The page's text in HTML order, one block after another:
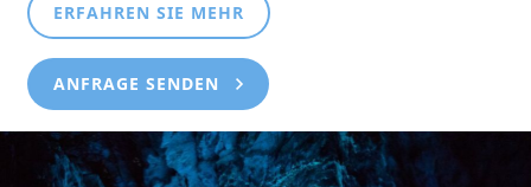
ERFAHREN SIE MEHR
ANFRAGE SENDEN